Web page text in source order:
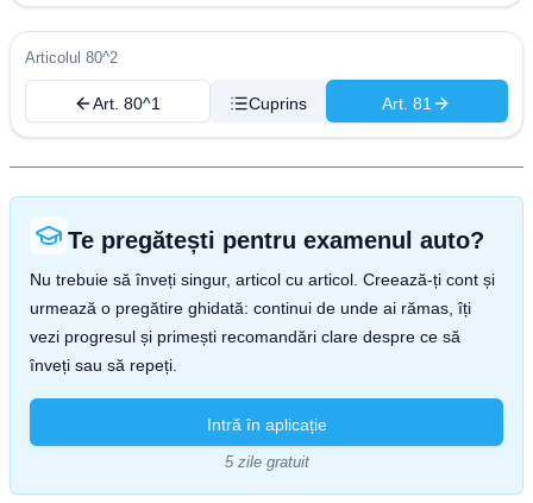
Articolul 80^2
Art. 80^1 Cuprins Art. 81
Te pregătești pentru examenul auto?
Nu trebuie să înveți singur, articol cu articol. Creează-ți cont și
urmează o pregătire ghidată: continui de unde ai rămas, îți
vezi progresul și primești recomandări clare despre ce să
înveți sau să repeți.
Intră în aplicație
5 zile gratuit